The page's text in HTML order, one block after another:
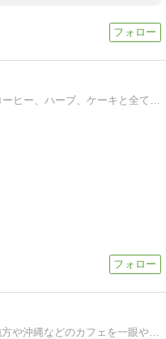
ゆらりカフェめぐりブログ関東地方や沖縄などのカフェを一眼やiPhoneで撮影した写真とともに*